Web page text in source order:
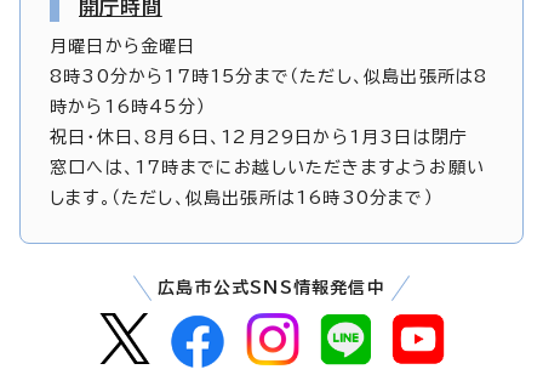
開庁時間
月曜日から金曜日
8時30分から17時15分まで（ただし、似島出張所は8
時から16時45分）
祝日・休日、8月6日、12月29日から1月3日は閉庁
窓口へは、17時までにお越しいただきますようお願い
します。（ただし、似島出張所は16時30分まで）
広島市公式SNS情報発信中